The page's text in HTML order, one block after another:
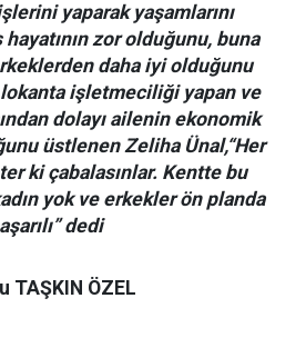
yaparak yaşamlarını
zor olduğunu, buna
daha iyi olduğunu
lokanta işletmeciliği yapan ve
dolayı ailenin ekonomik
üstlenen Zeliha Ünal,“Her
ki çabalasınlar. Kentte bu
yok ve erkekler ön planda
dedi
TAŞKIN ÖZEL